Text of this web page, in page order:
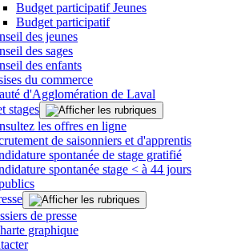
Budget participatif Jeunes
Budget participatif
des jeunes
des sages
des enfants
du commerce
d'Agglomération de Laval
stages
les offres en ligne
de saisonniers et d'apprentis
spontanée de stage gratifié
spontanée stage < à 44 jours
de presse
graphique